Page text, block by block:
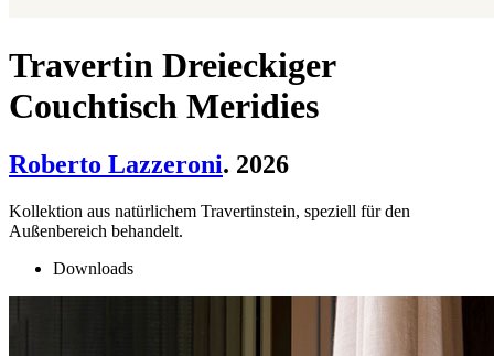
Travertin Dreieckiger
Couchtisch Meridies
Roberto Lazzeroni. 2026
Kollektion aus natürlichem Travertinstein, speziell für den
Außenbereich behandelt.
Downloads